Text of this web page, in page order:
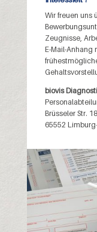
Wir freuen uns
Zeugnisse,
E-Mail-Anhang
biovis
Brüsseler Str. 18
65552 Limburg